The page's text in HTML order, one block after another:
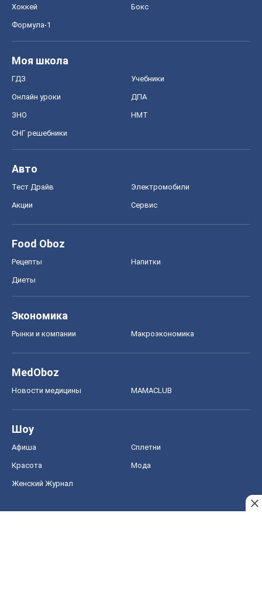
Хоккей Бокс
Формула-1
Моя школа
ГДЗ Учебники
Онлайн уроки ДПА
ЗНО НМТ
СНГ решебники
Авто
Тест Драйв Электромобили
Акции Сервис
Food Oboz
Рецепты Напитки
Диеты
Экономика
Рынки и компании Mакроэкономика
MedOboz
Новости медицины MAMACLUB
Шоу
Афиша Сплетни
Красота Мода
Женский Журнал